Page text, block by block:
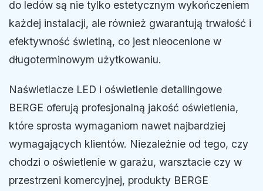
do ledów są nie tylko estetycznym wykończeniem
każdej instalacji, ale również gwarantują trwałość i
efektywność świetlną, co jest nieocenione w
długoterminowym użytkowaniu.
Naświetlacze LED i oświetlenie detailingowe
BERGE oferują profesjonalną jakość oświetlenia,
które sprosta wymaganiom nawet najbardziej
wymagających klientów. Niezależnie od tego, czy
chodzi o oświetlenie w garażu, warsztacie czy w
przestrzeni komercyjnej, produkty BERGE